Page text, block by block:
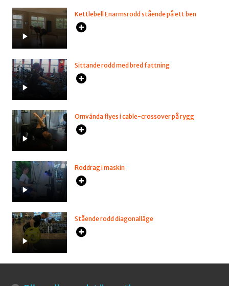
Kettlebell Enarmsrodd stående på ett ben
Sittande rodd med bred fattning
Omvända flyes i cable-crossover på rygg
Roddrag i maskin
Stående rodd diagonalläge